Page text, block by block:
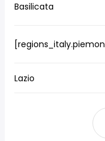
Basilicata
Lazio